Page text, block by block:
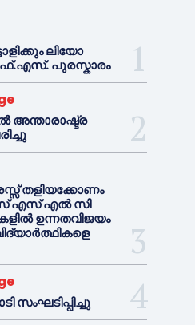
ലിയോ
പുരസ്കാരം
അന്താരാഷ്ട്ര
തളിയക്കോണം
എസ് എസ് എൽ സി
ഉന്നതവിജയം
സംഘടിപ്പിച്ചു